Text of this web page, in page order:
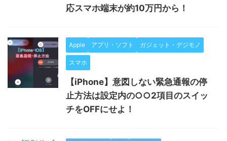
応スマホ端末が約10万円から！
Apple アプリ・ソフト ガジェット・デジモノ
スマホ
【iPhone】意図しない緊急通報の停
止方法は設定内の○○2項目のスイッ
チをOFFにせよ！